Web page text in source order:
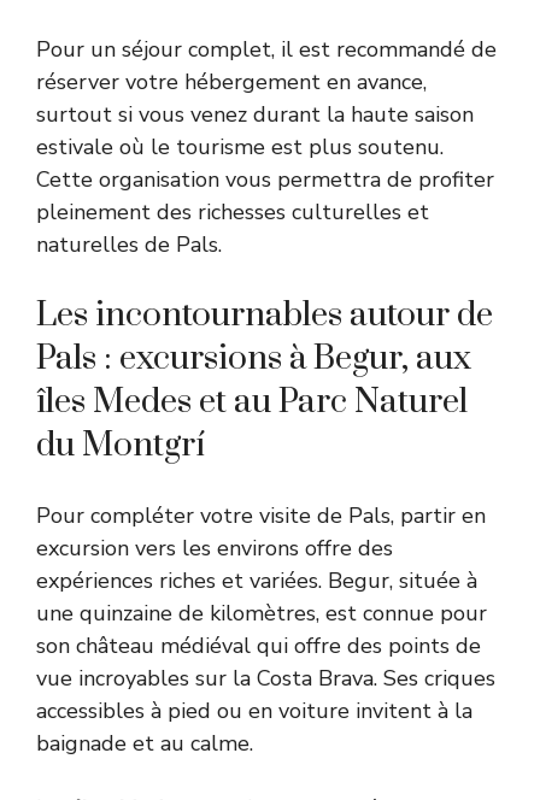
Pour un séjour complet, il est recommandé de
réserver votre hébergement en avance,
surtout si vous venez durant la haute saison
estivale où le tourisme est plus soutenu.
Cette organisation vous permettra de profiter
pleinement des richesses culturelles et
naturelles de Pals.
Les incontournables autour de
Pals : excursions à Begur, aux
îles Medes et au Parc Naturel
du Montgrí
Pour compléter votre visite de Pals, partir en
excursion vers les environs offre des
expériences riches et variées. Begur, située à
une quinzaine de kilomètres, est connue pour
son château médiéval qui offre des points de
vue incroyables sur la Costa Brava. Ses criques
accessibles à pied ou en voiture invitent à la
baignade et au calme.